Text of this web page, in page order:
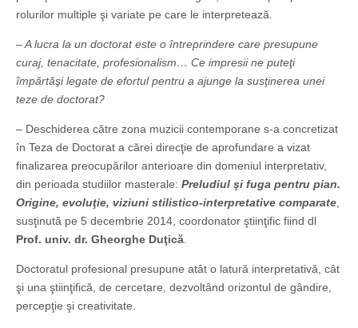
rolurilor multiple şi variate pe care le interpretează.
– A lucra la un doctorat este o întreprindere care presupune
curaj, tenacitate, profesionalism… Ce impresii ne puteţi
împărtăşi legate de efortul pentru a ajunge la susţinerea unei
teze de doctorat?
– Deschiderea către zona muzicii contemporane s-a concretizat
în Teza de Doctorat a cărei direcţie de aprofundare a vizat
finalizarea preocupărilor anterioare din domeniul interpretativ,
din perioada studiilor masterale: Preludiul şi fuga pentru pian.
Origine, evoluţie, viziuni stilistico-interpretative comparate,
susţinută pe 5 decembrie 2014, coordonator ştiinţific fiind dl
Prof. univ. dr. Gheorghe Duţică.
Doctoratul profesional presupune atât o latură interpretativă, cât
şi una ştiinţifică, de cercetare, dezvoltând orizontul de gândire,
percepţie şi creativitate.